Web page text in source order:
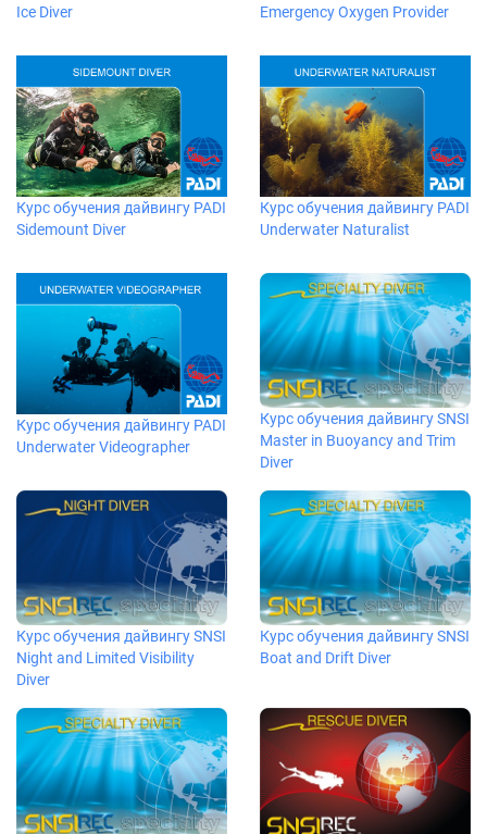
Ice Diver Emergency Oxygen Provider
Курс обучения дайвингу PADI
Sidemount Diver
Курс обучения дайвингу PADI
Underwater Naturalist
Курс обучения дайвингу PADI
Underwater Videographer
Курс обучения дайвингу SNSI
Master in Buoyancy and Trim
Diver
Курс обучения дайвингу SNSI
Night and Limited Visibility
Diver
Курс обучения дайвингу SNSI
Boat and Drift Diver